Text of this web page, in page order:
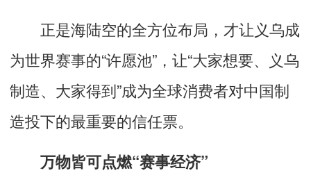
正是海陆空的全方位布局，才让义乌成
为世界赛事的“许愿池”，让“大家想要、义乌
制造、大家得到”成为全球消费者对中国制
造投下的最重要的信任票。
万物皆可点燃“赛事经济”